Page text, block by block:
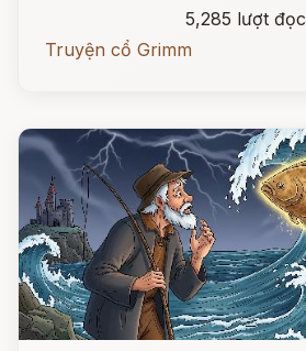
5,285 lượt đọc
Truyện cổ Grimm